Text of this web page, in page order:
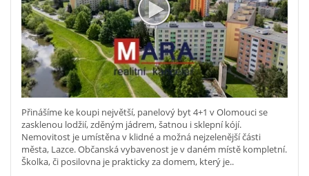
Přinášíme ke koupi největší, panelový byt 4+1 v Olomouci se
zasklenou lodžií, zděným jádrem, šatnou i sklepní kójí.
Nemovitost je umístěna v klidné a možná nejzelenější části
města, Lazce. Občanská vybavenost je v daném místě kompletní.
Školka, či posilovna je prakticky za domem, který je..